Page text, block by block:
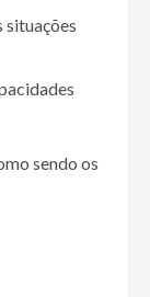
situações
sendo os